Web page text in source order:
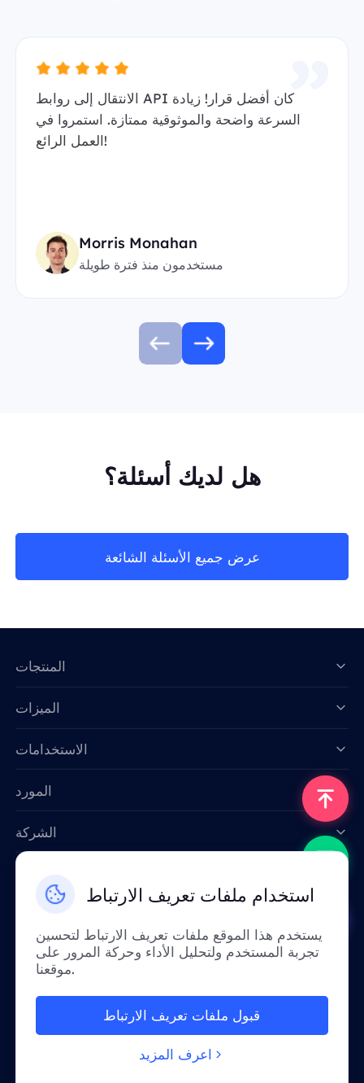
الانتقال إلى روابط API كان أفضل قرار! زيادة
السرعة واضحة والموثوقية ممتازة. استمروا في
العمل الرائع!
Morris Monahan
مستخدمون منذ فترة طويلة
هل لديك أسئلة؟
عرض جميع الأسئلة الشائعة
استخدام ملفات تعريف الارتباط
يستخدم هذا الموقع ملفات تعريف الارتباط لتحسين
تجربة المستخدم ولتحليل الأداء وحركة المرور على
موقعنا.
قبول ملفات تعريف الارتباط
اعرف المزيد
المنتجات
الميزات
الاستخدامات
المورد
الشركة
Email: support@smartproxy.org
بسبب السياسات، هذه الخدمة غير متوفرة في الصين
القارية. شكراً لتفهمكم!